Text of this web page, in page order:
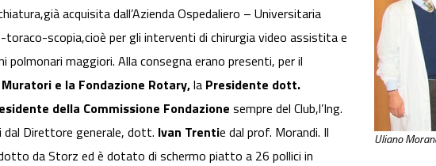
Uliano
acquisita dall’Azienda Ospedaliero – Universitaria
toraco-scopia,cioè per gli interventi di chirurgia video assistita e
polmonari maggiori. Alla consegna erano presenti, per il
e la Fondazione Rotary,la Presidente dott.
della Commissione Fondazione sempre del Club,l’Ing.
dal Direttore generale, dott. Ivan Trentie dal prof. Morandi. Il
da Storz ed è dotato di schermo piatto a 26 pollici in